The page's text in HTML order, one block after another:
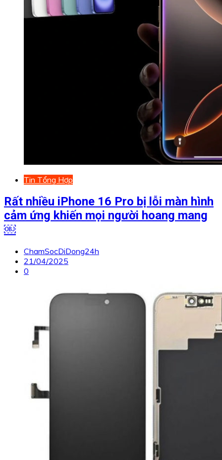
Tin Tổng Hợp
Rất nhiều iPhone 16 Pro bị lỗi màn hình
cảm ứng khiến mọi người hoang mang
￼
ChamSocDiDong24h
21/04/2025
0